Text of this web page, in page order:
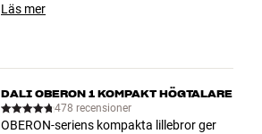
Läs mer
DALI OBERON 1 KOMPAKT HÖGTALARE
478 recensioner
OBERON-seriens kompakta lillebror ger